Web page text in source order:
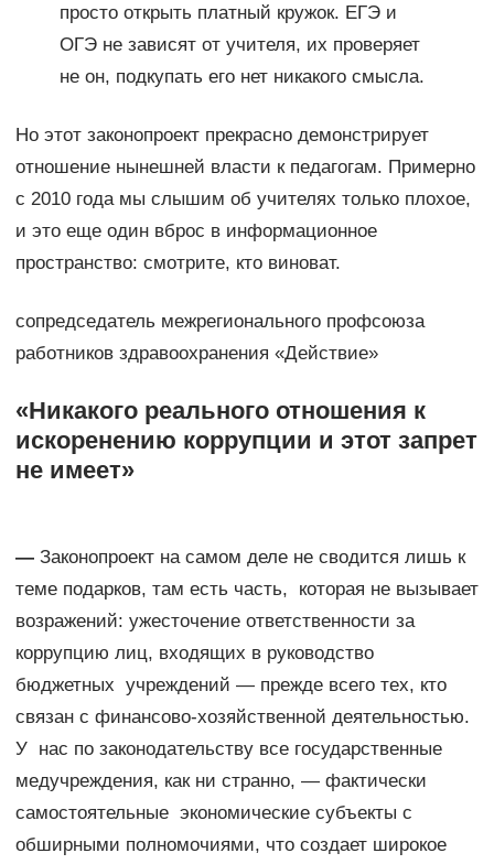
просто открыть платный кружок. ЕГЭ и
ОГЭ не зависят от учителя, их проверяет
не он, подкупать его нет никакого смысла.
Но этот законопроект прекрасно демонстрирует
отношение нынешней власти к педагогам. Примерно
с 2010 года мы слышим об учителях только плохое,
и это еще один вброс в информационное
пространство: смотрите, кто виноват.
сопредседатель межрегионального профсоюза
работников здравоохранения «Действие»
«Никакого реального отношения к
искоренению коррупции и этот запрет
не имеет»
— Законопроект на самом деле не сводится лишь к
теме подарков, там есть часть, которая не вызывает
возражений: ужесточение ответственности за
коррупцию лиц, входящих в руководство
бюджетных учреждений — прежде всего тех, кто
связан с финансово-хозяйственной деятельностью.
У нас по законодательству все государственные
медучреждения, как ни странно, — фактически
самостоятельные экономические субъекты с
обширными полномочиями, что создает широкое